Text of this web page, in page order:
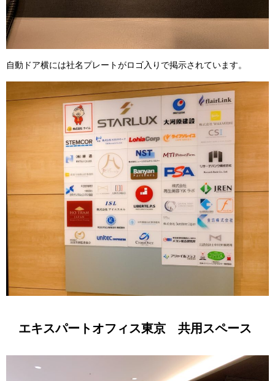
自動ドア横には社名プレートがロゴ入りで掲示されています。
エキスパートオフィス東京 共用スペース